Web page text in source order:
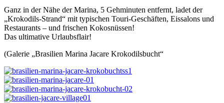
Ganz in der Nähe der Marina, 5 Gehminuten entfernt, ladet der
„Krokodils-Strand“ mit typischen Touri-Geschäften, Eissalons und
Restaurants – und frischen Kokosnüssen!
Das ultimative Urlaubsflair!
(Galerie „Brasilien Marina Jacare Krokodilsbucht“